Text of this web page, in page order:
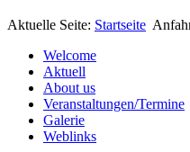
Aktuelle Seite: Startseite
Welcome
Aktuell
About us
Veranstaltungen/Termine
Galerie
Weblinks